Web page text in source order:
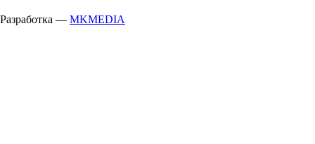
Разработка — MKMEDIA